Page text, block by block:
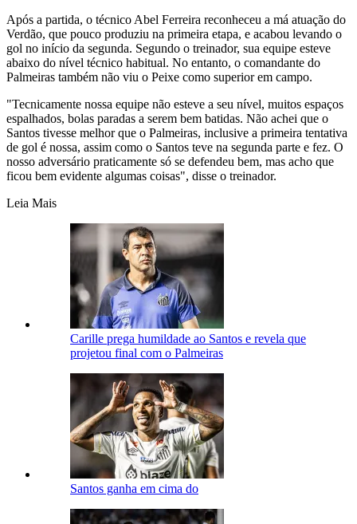
Após a partida, o técnico Abel Ferreira reconheceu a má atuação do
Verdão, que pouco produziu na primeira etapa, e acabou levando o
gol no início da segunda. Segundo o treinador, sua equipe esteve
abaixo do nível técnico habitual. No entanto, o comandante do
Palmeiras também não viu o Peixe como superior em campo.
"Tecnicamente nossa equipe não esteve a seu nível, muitos espaços
espalhados, bolas paradas a serem bem batidas. Não achei que o
Santos tivesse melhor que o Palmeiras, inclusive a primeira tentativa
de gol é nossa, assim como o Santos teve na segunda parte e fez. O
nosso adversário praticamente só se defendeu bem, mas acho que
ficou bem evidente algumas coisas", disse o treinador.
Leia Mais
Carille prega humildade ao Santos e revela que
projetou final com o Palmeiras
Santos ganha em cima do